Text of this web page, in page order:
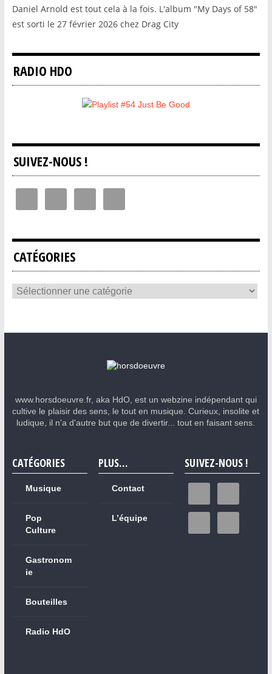
Daniel Arnold est tout cela à la fois. L'album "My Days of 58"
est sorti le 27 février 2026 chez Drag City
RADIO HDO
SUIVEZ-NOUS !
CATÉGORIES
www.horsdoeuvre.fr, aka HdO, est un webzine indépendant qui
cultive le plaisir des sens, le tout en musique. Curieux, insolite et
ludique, il n'a d'autre but que de divertir... tout en faisant sens.
CATÉGORIES
Musique
Pop
Culture
Gastronom
ie
Bouteilles
Radio HdO
PLUS…
Contact
L’équipe
SUIVEZ-NOUS !